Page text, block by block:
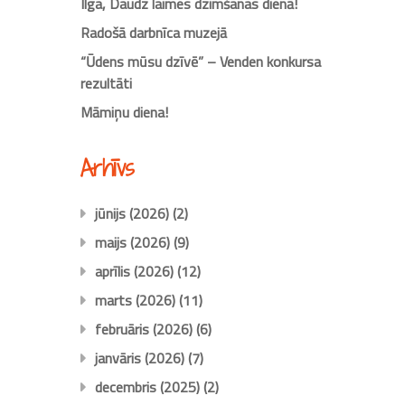
Radošā darbnīca muzejā
“Ūdens mūsu dzīvē” – Venden konkursa
rezultāti
Māmiņu diena!
Arhīvs
jūnijs (2026)(2)
maijs (2026)(9)
aprīlis (2026)(12)
marts (2026)(11)
februāris (2026)(6)
janvāris (2026)(7)
decembris (2025)(2)